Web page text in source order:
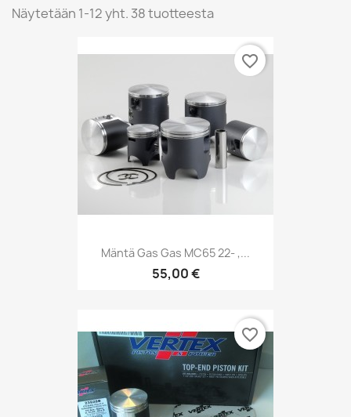
Näytetään 1-12 yht. 38 tuotteesta
Mäntä Gas Gas MC65 22- ,...
55,00 €
favorite_border
favorite_border